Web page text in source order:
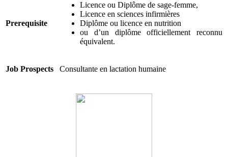
Prerequisite
Licence ou Diplôme de sage-femme,
Licence en sciences infirmières
Diplôme ou licence en nutrition
ou d’un diplôme officiellement reconnu
équivalent.
Job Prospects Consultante en lactation humaine